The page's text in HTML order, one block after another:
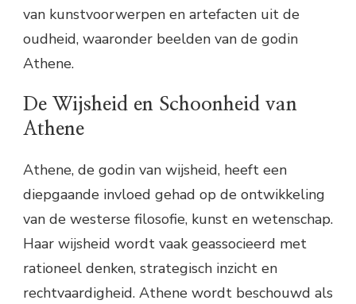
van kunstvoorwerpen en artefacten uit de
oudheid, waaronder beelden van de godin
Athene.
De Wijsheid en Schoonheid van
Athene
Athene, de godin van wijsheid, heeft een
diepgaande invloed gehad op de ontwikkeling
van de westerse filosofie, kunst en wetenschap.
Haar wijsheid wordt vaak geassocieerd met
rationeel denken, strategisch inzicht en
rechtvaardigheid. Athene wordt beschouwd als